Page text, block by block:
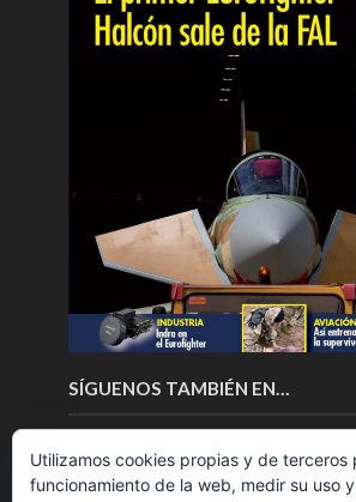
SÍGUENOS TAMBIÉN EN…
Utilizamos cookies propias y de terceros
funcionamiento de la web, medir su uso